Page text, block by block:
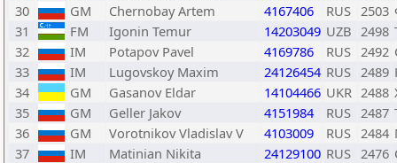
30
GM Chernobay Artem 4167406 RUS 2503
31
FM Igonin Temur 14203049 UZB 2498
32
IM Potapov Pavel 4169786 RUS 2492
33
IM Lugovskoy Maxim 24126454 RUS 2489
34
GM Gasanov Eldar 14104466 UKR 2488
35
GM Geller Jakov 4151984 RUS 2487
36
GM Vorotnikov Vladislav V 4103009 RUS 2484
37
IM Matinian Nikita 24129100 RUS 2476